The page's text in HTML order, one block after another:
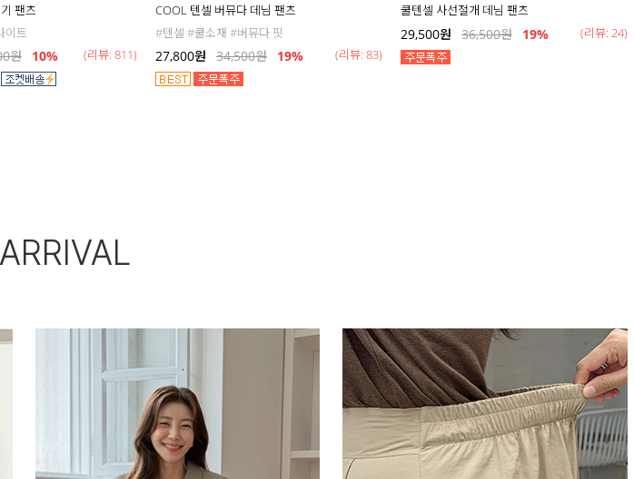
팬츠
이트
원 10% (리뷰: 811)
COOL 텐셀 버뮤다 데님 팬츠
#텐셀 #쿨소재 #버뮤다 핏
27,800원 34,500원 19% (리뷰: 83)
쿨텐셀 사선절개 데님 팬츠
29,500원 36,500원 19% (리뷰: 24)